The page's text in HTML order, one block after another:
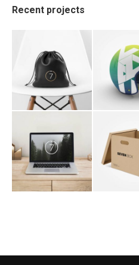
Recent projects